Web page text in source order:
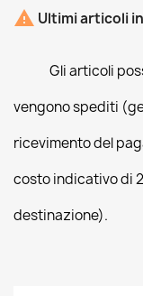
 Ultimi articoli
Gli articoli
vengono spediti
ricevimento del
costo indicativo di
destinazione).